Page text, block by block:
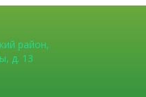
район,
д. 13